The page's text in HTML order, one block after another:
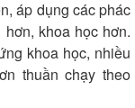
áp dụng các phác
khoa học hơn.
khoa học, nhiều
thuần chạy theo